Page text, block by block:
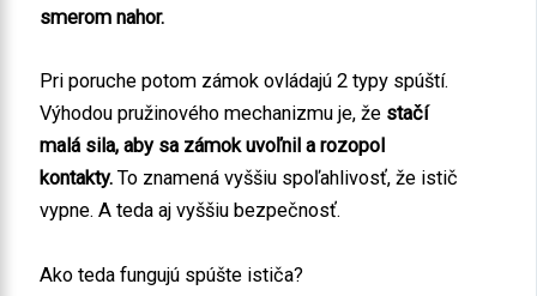
smerom nahor.
Pri poruche potom zámok ovládajú 2 typy spúští.
Výhodou pružinového mechanizmu je, že stačí
malá sila, aby sa zámok uvoľnil a rozopol
kontakty. To znamená vyššiu spoľahlivosť, že istič
vypne. A teda aj vyššiu bezpečnosť.
Ako teda fungujú spúšte ističa?